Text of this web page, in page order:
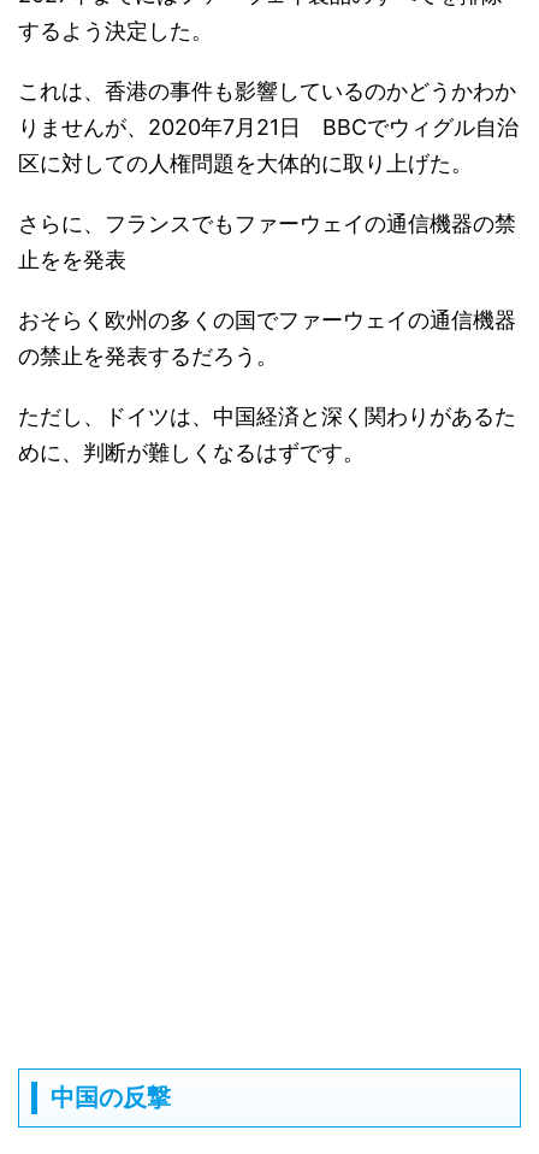
するよう決定した。
これは、香港の事件も影響しているのかどうかわか
りませんが、2020年7月21日 BBCでウィグル自治
区に対しての人権問題を大体的に取り上げた。
さらに、フランスでもファーウェイの通信機器の禁
止をを発表
おそらく欧州の多くの国でファーウェイの通信機器
の禁止を発表するだろう。
ただし、ドイツは、中国経済と深く関わりがあるた
めに、判断が難しくなるはずです。
中国の反撃